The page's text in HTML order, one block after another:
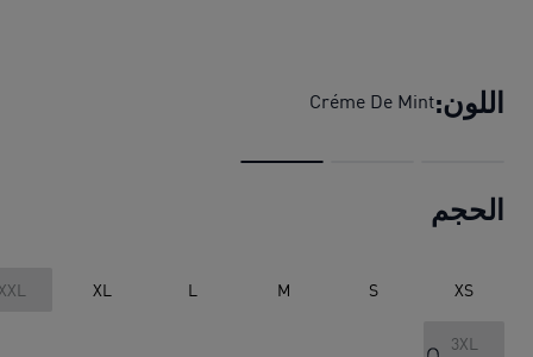
اللون:Créme De Mint
الحجم
XS
S
M
L
XL
3XL